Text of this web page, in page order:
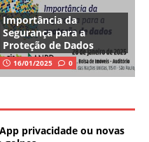
Importância da
Segurança para a
Proteção de Dados
16/01/2025 0
privacidade ou novas